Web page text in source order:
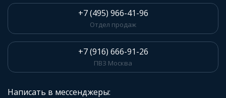
+7 (495) 966-41-96
Отдел продаж
+7 (916) 666-91-26
ПВЗ Москва
Написать в мессенджеры: